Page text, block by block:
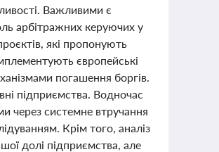
Важливими є
арбітражних керуючих у
які пропонують
європейські
погашення боргів.
підприємства. Водночас
через системне втручання
Крім того, аналіз
долі підприємства, але